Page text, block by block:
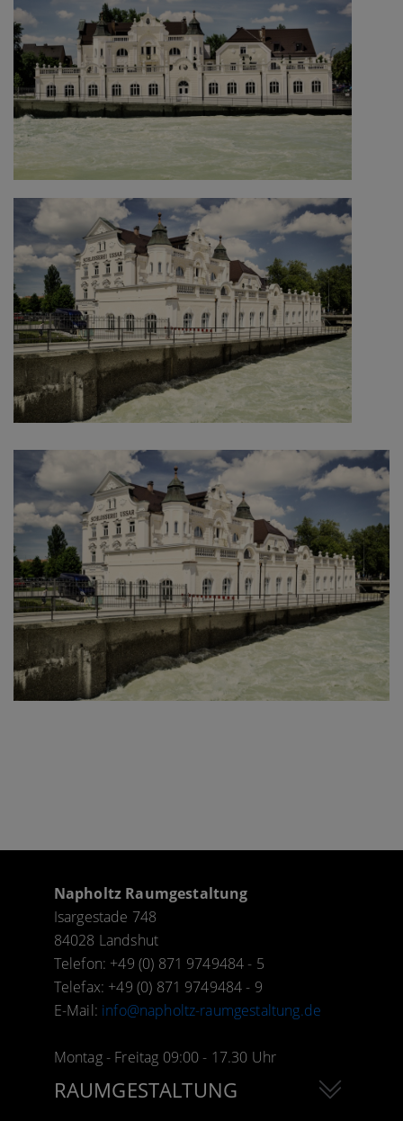
Napholtz Raumgestaltung
Isargestade 748
84028 Landshut
Telefon: +49 (0) 871 9749484 - 5
Telefax: +49 (0) 871 9749484 - 9
E-Mail: info@napholtz-raumgestaltung.de
Montag - Freitag 09:00 - 17.30 Uhr
RAUMGESTALTUNG